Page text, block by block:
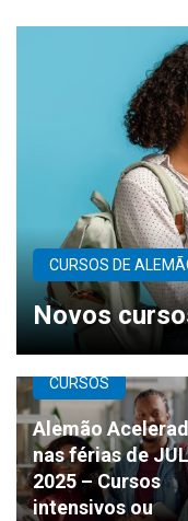
CURSOS DE
Novos
CURSOS
Alemão
nas férias de
2025 – Cursos
intensivos ou